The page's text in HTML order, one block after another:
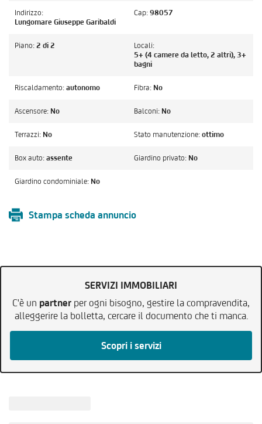
Indirizzo:
Lungomare Giuseppe Garibaldi
Cap: 98057
Piano: 2 di 2
Locali:
5+ (4 camere da letto, 2 altri), 3+
bagni
Riscaldamento: autonomo Fibra: No
Ascensore: No Balconi: No
Terrazzi: No Stato manutenzione: ottimo
Box auto: assente Giardino privato: No
Giardino condominiale: No
Stampa scheda annuncio
SERVIZI IMMOBILIARI
C'è un partner per ogni bisogno, gestire la compravendita,
alleggerire la bolletta, cercare il documento che ti manca.
Scopri i servizi